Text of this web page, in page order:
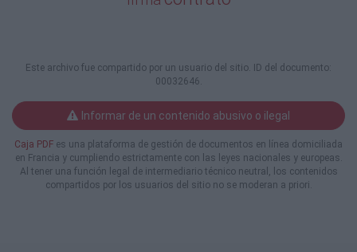
Este archivo fue compartido por un usuario del sitio. ID del documento:
00032646.
Informar de un contenido abusivo o ilegal
Caja PDF es una plataforma de gestión de documentos en línea domiciliada
en Francia y cumpliendo estrictamente con las leyes nacionales y europeas.
Al tener una función legal de intermediario técnico neutral, los contenidos
compartidos por los usuarios del sitio no se moderan a priori.